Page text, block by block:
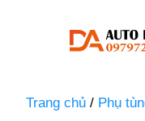
Trang chủ / Phụ